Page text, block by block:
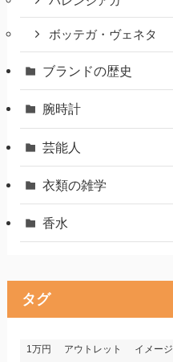
ボッテガ・ヴェネタ
ブランドの歴史
腕時計
芸能人
衣類の雑学
香水
タグ
1万円 アウトレット イメージ